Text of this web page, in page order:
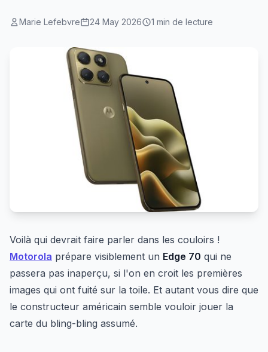
Marie Lefebvre 24 May 2026 1 min de lecture
Voilà qui devrait faire parler dans les couloirs !
Motorola prépare visiblement un Edge 70 qui ne
passera pas inaperçu, si l'on en croit les premières
images qui ont fuité sur la toile. Et autant vous dire que
le constructeur américain semble vouloir jouer la
carte du bling-bling assumé.